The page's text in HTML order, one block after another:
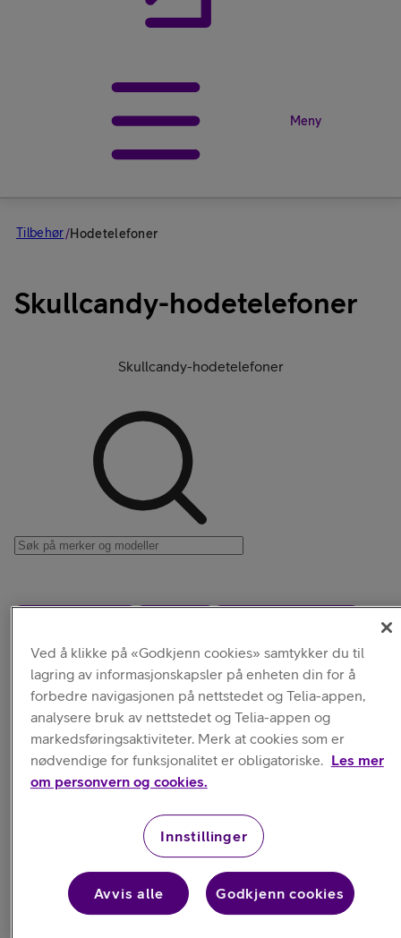
Meny
Tilbehør/Hodetelefoner
Skullcandy-hodetelefoner
Skullcandy-hodetelefoner
Hodetelefoner
Lagring Annet
Ved å klikke på «Godkjenn cookies» samtykker du til
lagring av informasjonskapsler på enheten din for å
forbedre navigasjonen på nettstedet og Telia-appen,
analysere bruk av nettstedet og Telia-appen og
markedsføringsaktiviteter. Merk at cookies som er
nødvendige for funksjonalitet er obligatoriske. Les mer
om personvern og cookies.
Innstillinger
Avvis alle Godkjenn cookies